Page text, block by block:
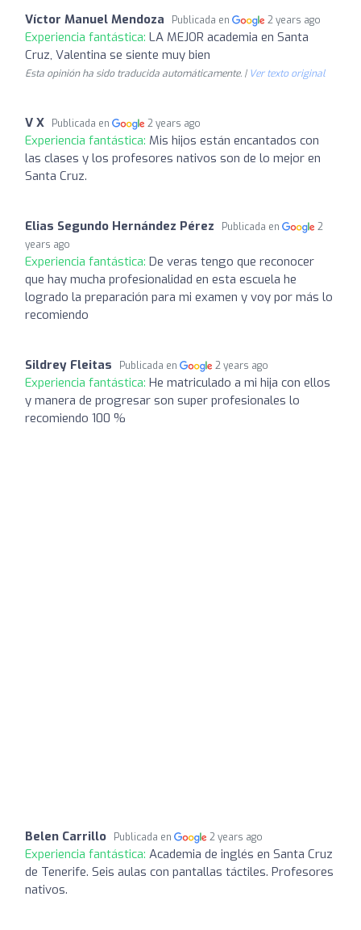
Víctor Manuel Mendoza Publicada en 2 years ago
Experiencia fantástica: LA MEJOR academia en Santa
Cruz, Valentina se siente muy bien
Esta opinión ha sido traducida automáticamente. | Ver texto original
V X Publicada en 2 years ago
Experiencia fantástica: Mis hijos están encantados con
las clases y los profesores nativos son de lo mejor en
Santa Cruz.
Elias Segundo Hernández Pérez Publicada en
2
years ago
Experiencia fantástica: De veras tengo que reconocer
que hay mucha profesionalidad en esta escuela he
logrado la preparación para mi examen y voy por más lo
recomiendo
Sildrey Fleitas Publicada en 2 years ago
Experiencia fantástica: He matriculado a mi hija con ellos
y manera de progresar son super profesionales lo
recomiendo 100 %
Belen Carrillo Publicada en 2 years ago
Experiencia fantástica: Academia de inglés en Santa Cruz
de Tenerife. Seis aulas con pantallas táctiles. Profesores
nativos.